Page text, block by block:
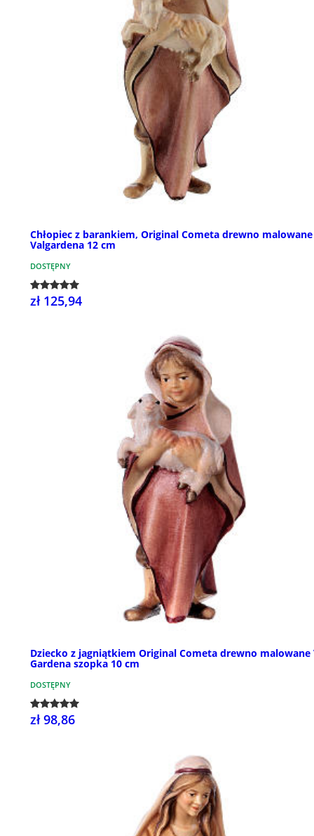
Chłopiec z barankiem, Original Cometa drewno
Valgardena 12 cm
DOSTĘPNY
zł 125,94
Dziecko z jagniątkiem Original Cometa drewno malowane
Gardena szopka 10 cm
DOSTĘPNY
zł 98,86